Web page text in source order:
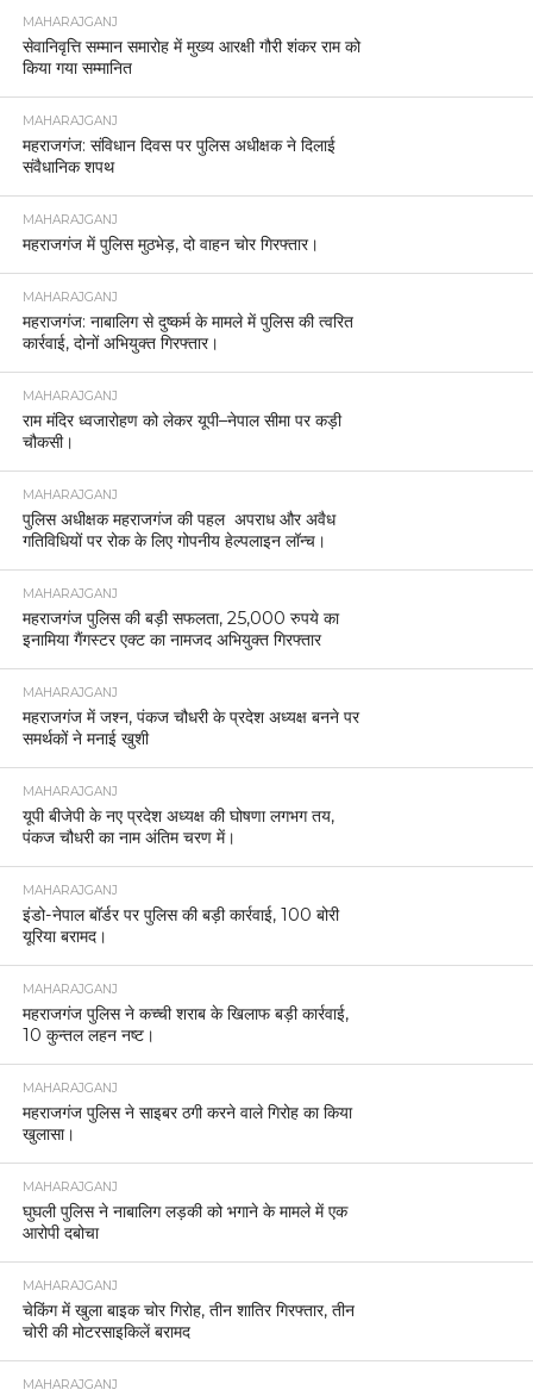
MAHARAJGANJ
सेवानिवृत्ति सम्मान समारोह में मुख्य आरक्षी गौरी शंकर राम को
किया गया सम्मानित
MAHARAJGANJ
महराजगंज: संविधान दिवस पर पुलिस अधीक्षक ने दिलाई
संवैधानिक शपथ
MAHARAJGANJ
महराजगंज में पुलिस मुठभेड़, दो वाहन चोर गिरफ्तार।
MAHARAJGANJ
महराजगंज: नाबालिग से दुष्कर्म के मामले में पुलिस की त्वरित
कार्रवाई, दोनों अभियुक्त गिरफ्तार।
MAHARAJGANJ
राम मंदिर ध्वजारोहण को लेकर यूपी–नेपाल सीमा पर कड़ी
चौकसी।
MAHARAJGANJ
पुलिस अधीक्षक महराजगंज की पहल अपराध और अवैध
गतिविधियों पर रोक के लिए गोपनीय हेल्पलाइन लॉन्च।
MAHARAJGANJ
महराजगंज पुलिस की बड़ी सफलता, 25,000 रुपये का
इनामिया गैंगस्टर एक्ट का नामजद अभियुक्त गिरफ्तार
MAHARAJGANJ
महराजगंज में जश्न, पंकज चौधरी के प्रदेश अध्यक्ष बनने पर
समर्थकों ने मनाई खुशी
MAHARAJGANJ
यूपी बीजेपी के नए प्रदेश अध्यक्ष की घोषणा लगभग तय,
पंकज चौधरी का नाम अंतिम चरण में।
MAHARAJGANJ
इंडो-नेपाल बॉर्डर पर पुलिस की बड़ी कार्रवाई, 100 बोरी
यूरिया बरामद।
MAHARAJGANJ
महराजगंज पुलिस ने कच्ची शराब के खिलाफ बड़ी कार्रवाई,
10 कुन्तल लहन नष्ट।
MAHARAJGANJ
महराजगंज पुलिस ने साइबर ठगी करने वाले गिरोह का किया
खुलासा।
MAHARAJGANJ
घुघली पुलिस ने नाबालिग लड़की को भगाने के मामले में एक
आरोपी दबोचा
MAHARAJGANJ
चेकिंग में खुला बाइक चोर गिरोह, तीन शातिर गिरफ्तार, तीन
चोरी की मोटरसाइकिलें बरामद
MAHARAJGANJ